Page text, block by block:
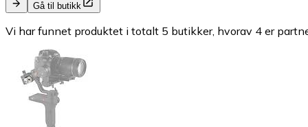
Gå til butikk
Vi har funnet produktet i totalt 5 butikker, hvorav 4 er